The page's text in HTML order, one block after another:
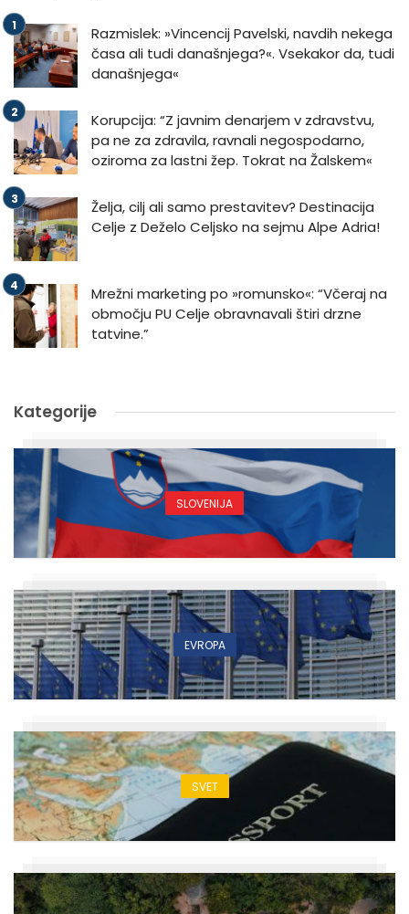
Razmislek: »Vincencij Pavelski, navdih nekega
časa ali tudi današnjega?«. Vsekakor da, tudi
današnjega«
Korupcija: “Z javnim denarjem v zdravstvu,
pa ne za zdravila, ravnali negospodarno,
oziroma za lastni žep. Tokrat na Žalskem«
Želja, cilj ali samo prestavitev? Destinacija
Celje z Deželo Celjsko na sejmu Alpe Adria!
Mrežni marketing po »romunsko«: “Včeraj na
območju PU Celje obravnavali štiri drzne
tatvine.”
Kategorije
SLOVENIJA
EVROPA
SVET